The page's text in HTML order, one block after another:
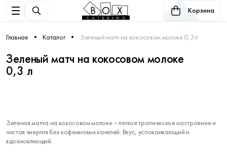
Корзина
Главная Каталог Зеленый матч на кокосовом молоке 0,3 л
Зеленый матч на кокосовом молоке
0,3 л
Зеленая матча на кокосовом молоке – легкое тропическое настроение и
чистая энергия без кофеиновых качелей. Вкус, успокаивающий и
вдохновляющий.